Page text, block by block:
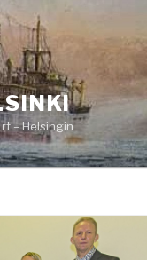
– Helsingin